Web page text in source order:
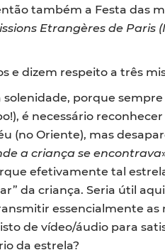
também a Festa das
Etrangères de Paris
e dizem respeito a três
porque
é necessário
(no Oriente), mas
a criança se encontrava
efetivamente tal
da criança. Seria útil
essencialmente as
de vídeo/áudio para
da estrela?